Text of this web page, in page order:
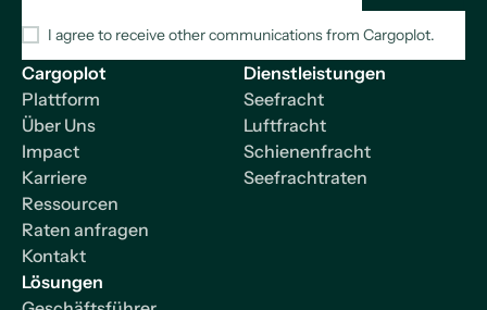
Cargoplot
Plattform
Über Uns
Impact
Karriere
Ressourcen
Raten anfragen
Kontakt
Dienstleistungen
Seefracht
Luftfracht
Schienenfracht
Seefrachtraten
Lösungen
I agree to receive other communications from Cargoplot.